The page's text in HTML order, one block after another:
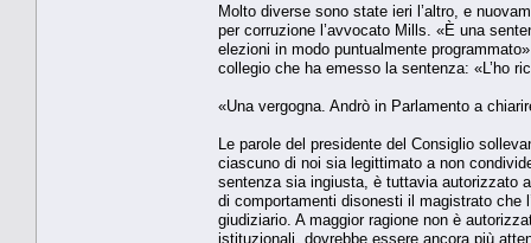
Molto diverse sono state ieri l’altro, e
per corruzione l’avvocato Mills. «È una
elezioni in modo puntualmente
collegio che ha emesso la sentenza: «L’ho
«Una vergogna. Andrò in Parlamento a
Le parole del presidente del Consiglio
ciascuno di noi sia legittimato a non
sentenza sia ingiusta, è tuttavia autorizzato
di comportamenti disonesti il magistrato che
giudiziario. A maggior ragione non è
istituzionali, dovrebbe essere ancora più